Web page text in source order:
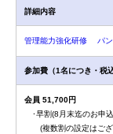
詳細内容
管理能力強化研修 パン
参加費（1名につき・税込
会員 51,700円
･早割(8月末迄のお申
(複数割の設定はござ